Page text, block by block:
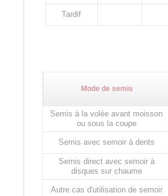
Tardif
Mode de semis
Semis à la volée avant moisson
ou sous la coupe
Semis avec semoir à dents
Semis direct avec semoir à
disques sur chaume
Autre cas d'utilisation de semoir